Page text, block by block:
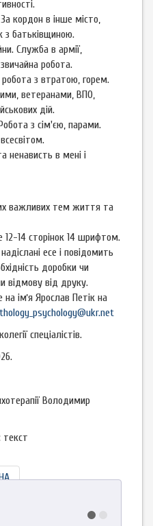
кордон в інше місто,
з батьківщиною.
Служба в армії,
робота.
з втратою, горем.
ветеранами, ВПО,
дій.
з сім'єю, парами.
ненависть в мені і
важливих тем життя та
12-14 сторінок 14 шрифтом.
есе і повідомить
доробки чи
відмову від друку.
імʼя Ярослав Петік на
спеціалістів.
Володимир